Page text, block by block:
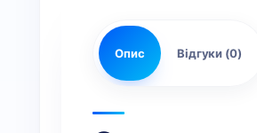
Опис Відгуки (0)